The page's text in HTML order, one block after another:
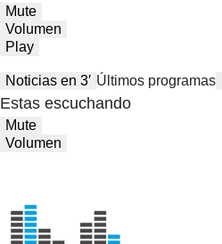
Mute
Volumen
Play
Noticias en 3′ Últimos programas
Estas escuchando
Mute
Volumen